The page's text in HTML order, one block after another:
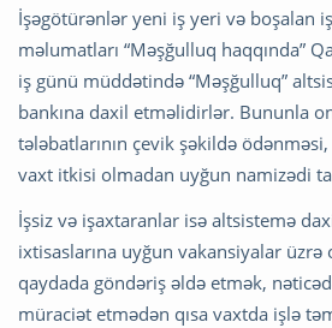
İşəgötürənlər yeni iş yeri və boşalan
məlumatları “Məşğulluq haqqında”
iş günü müddətində “Məşğulluq”
bankına daxil etməlidirlər. Bununla
tələbatlarının çevik şəkildə
vaxt itkisi olmadan uyğun namizədi
İşsiz və işaxtaranlar isə altsistemə
ixtisaslarına uyğun vakansiyalar
qaydada göndəriş əldə etmək,
müraciət etmədən qısa vaxtda işlə